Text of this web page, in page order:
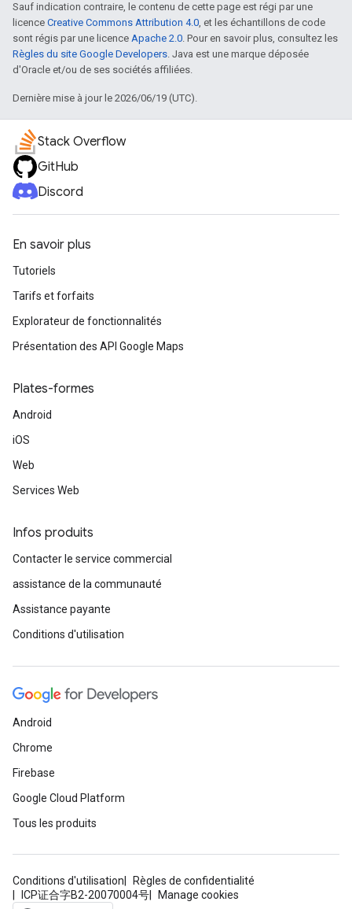
Sauf indication contraire, le contenu de cette page est régi par une
licence Creative Commons Attribution 4.0, et les échantillons de code
sont régis par une licence Apache 2.0. Pour en savoir plus, consultez les
Règles du site Google Developers. Java est une marque déposée
d'Oracle et/ou de ses sociétés affiliées.
Dernière mise à jour le 2026/06/19 (UTC).
Stack Overflow
GitHub
Discord
En savoir plus
Tutoriels
Tarifs et forfaits
Explorateur de fonctionnalités
Présentation des API Google Maps
Plates-formes
Android
iOS
Web
Services Web
Infos produits
Contacter le service commercial
assistance de la communauté
Assistance payante
Conditions d'utilisation
Android
Chrome
Firebase
Google Cloud Platform
Tous les produits
Conditions d'utilisation
Règles de confidentialité
ICP证合字B2-20070004号
Manage cookies